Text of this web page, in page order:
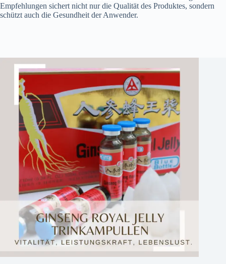
Empfehlungen sichert nicht nur die Qualität des Produktes, sondern
schützt auch die Gesundheit der Anwender.